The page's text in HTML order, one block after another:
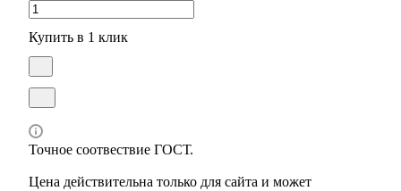
Купить в 1 клик
Точное соотвествие ГОСТ.
Цена действительна только для сайта и может